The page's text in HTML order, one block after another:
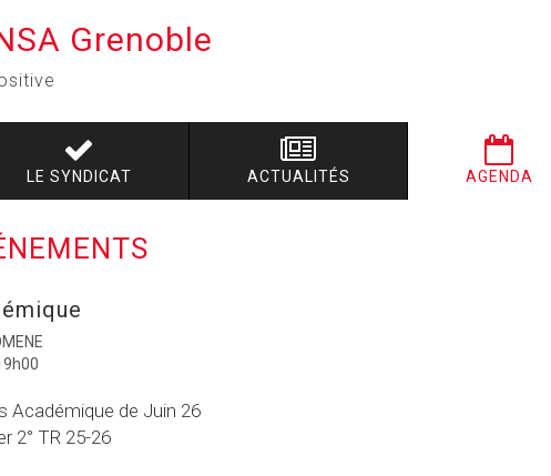
Grenoble
LE SYNDICAT ACTUALITÉS AGENDA
Académique de Juin 26
2° TR 25-26